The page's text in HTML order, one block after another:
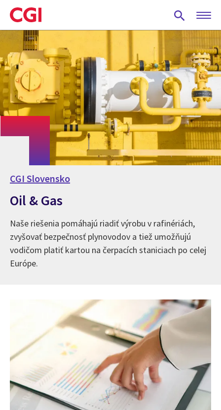
Skip
to
main
content
CGI Slovensko
Oil & Gas
Naše riešenia pomáhajú riadiť výrobu v rafinériách,
zvyšovať bezpečnosť plynovodov a tiež umožňujú
vodičom platiť kartou na čerpacích staniciach po celej
Európe.